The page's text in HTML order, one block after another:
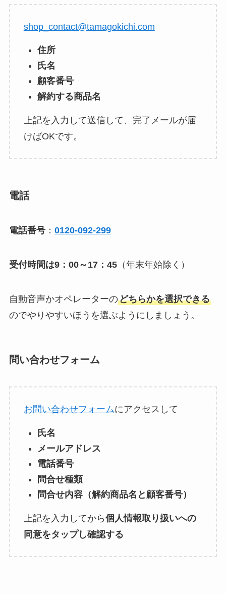
shop_contact@tamagokichi.com
住所
氏名
顧客番号
解約する商品名
上記を入力して送信して、完了メールが届
けばOKです。
電話
電話番号： 0120-092-299
受付時間は9：00～17：45（年末年始除く）
自動音声かオペレーターのどちらかを選択できる
のでやりやすいほうを選ぶようにしましょう。
問い合わせフォーム
お問い合わせフォームにアクセスして
氏名
メールアドレス
電話番号
問合せ種類
問合せ内容（解約商品名と顧客番号）
上記を入力してから個人情報取り扱いへの
同意をタップし確認する